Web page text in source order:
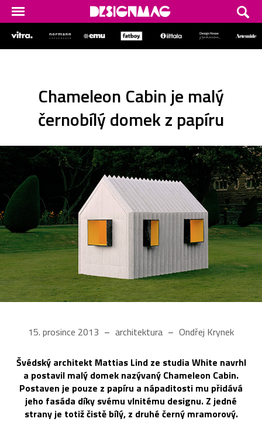
Chameleon Cabin je malý
černobílý domek z papíru
15. prosince 2013 architektura Ondřej Krynek
Švédský architekt Mattias Lind ze studia White navrhl
a postavil malý domek nazývaný Chameleon Cabin.
Postaven je pouze z papíru a nápaditosti mu přidává
jeho fasáda díky svému vlnitému designu. Z jedné
strany je totiž čistě bílý, z druhé černý mramorový.